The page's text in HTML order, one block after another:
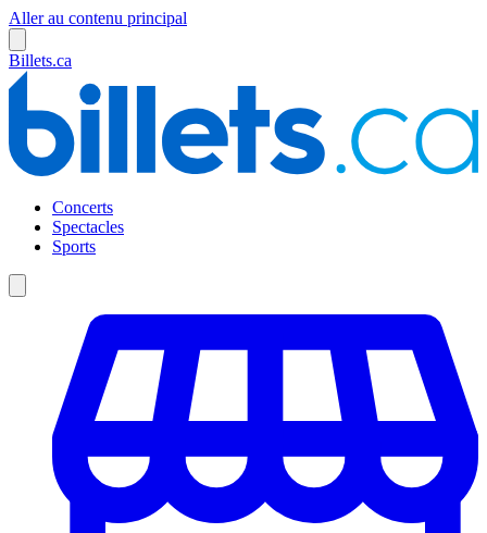
Aller au contenu principal
Billets.ca
Concerts
Spectacles
Sports